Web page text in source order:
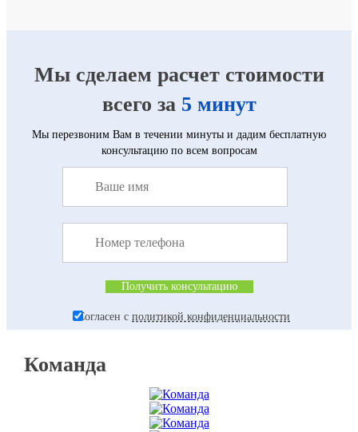
Мы сделаем расчет стоимости
всего за 5 минут
Мы перезвоним Вам в течении минуты и дадим бесплатную
консультацию по всем вопросам
Согласен с политикой конфиденциальности
Команда